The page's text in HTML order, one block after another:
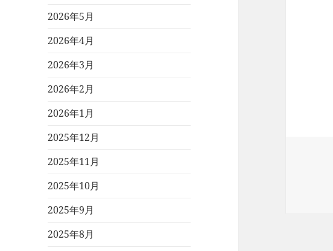
2026年5月
2026年4月
2026年3月
2026年2月
2026年1月
2025年12月
2025年11月
2025年10月
2025年9月
2025年8月